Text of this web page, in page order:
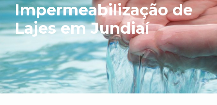
Impermeabilização de
Lajes em Jundiaí